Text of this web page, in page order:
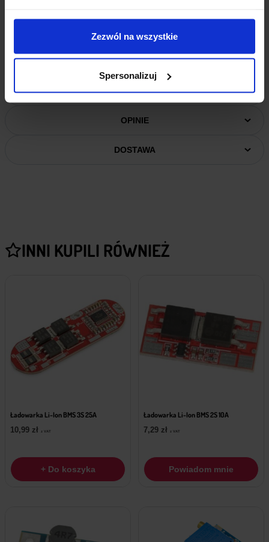
Zezwól na wszystkie
Spersonalizuj
Długość Przewodu:ok. 100 cm
INFORMACJE DODATKOWE
OPINIE
DOSTAWA
INNI KUPILI RÓWNIEŻ
Ładowarka Li-Ion BMS 3S 25A
10,99 zł z VAT
+ Do koszyka
Ładowarka Li-Ion BMS 2S 10A
7,29 zł z VAT
Powiadom mnie